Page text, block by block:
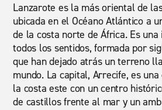
Lanzarote es la más oriental de
ubicada en el Océano Atlántico a
de la costa norte de África. Es
todos los sentidos, formada por
que han dejado atrás un terreno
mundo. La capital, Arrecife, es
la costa este con un centro
de castillos frente al mar y un